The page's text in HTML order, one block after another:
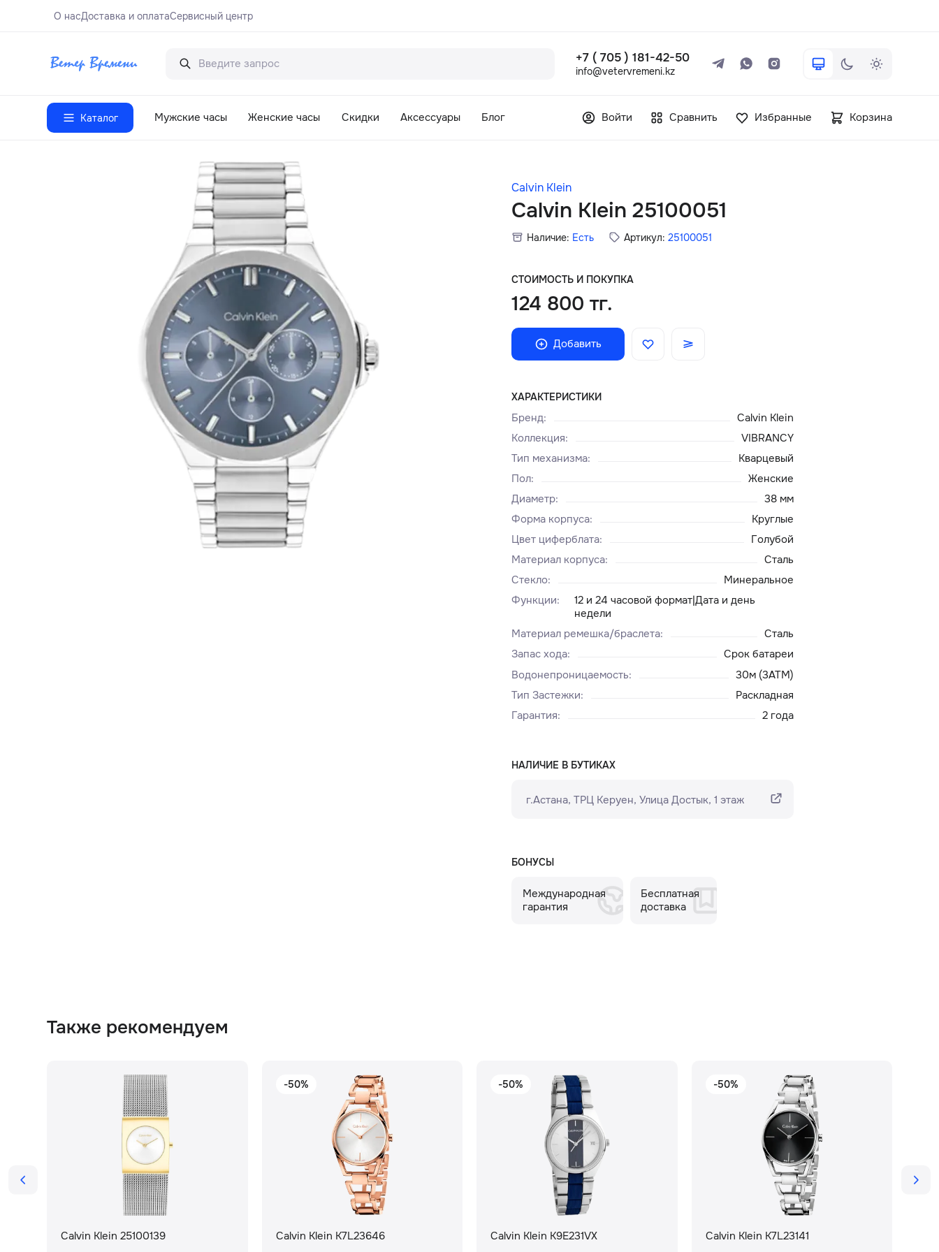
О насДоставка и оплатаСервисный центр
+7 ( 705 ) 181-42-50
info@vetervremeni.kz
Каталог Мужские часы Женские часы Скидки Аксессуары Блог Войти Сравнить Избранные Корзина
Calvin Klein
Calvin Klein 25100051
Наличие: Есть Артикул: 25100051
СТОИМОСТЬ И ПОКУПКА
124 800 тг.
Добавить
ХАРАКТЕРИСТИКИ
Бренд:
Calvin Klein
Коллекция:
VIBRANCY
Тип механизма:
Кварцевый
Пол:
Женские
Диаметр:
38 мм
Форма корпуса:
Круглые
Цвет циферблата:
Голубой
Материал корпуса:
Сталь
Стекло:
Минеральное
Функции:
12 и 24 часовой формат|Дата и день
недели
Материал ремешка/браслета:
Сталь
Запас хода:
Срок батареи
Водонепроницаемость:
30м (3ATM)
Тип Застежки:
Раскладная
Гарантия: 2 года
НАЛИЧИЕ В БУТИКАХ
г.Астана, ТРЦ Керуен​, Улица Достык, 1 этаж
БОНУСЫ
Международная
гарантия
Бесплатная
доставка
Также рекомендуем
Calvin Klein 25100139
-50%
Calvin Klein K7L23646
-50%
Calvin Klein K9E231VX
-50%
Calvin Klein K7L23141
+7 ( 705 ) 181-42-50
Главная
Доставка и оплата
Сервисный центр